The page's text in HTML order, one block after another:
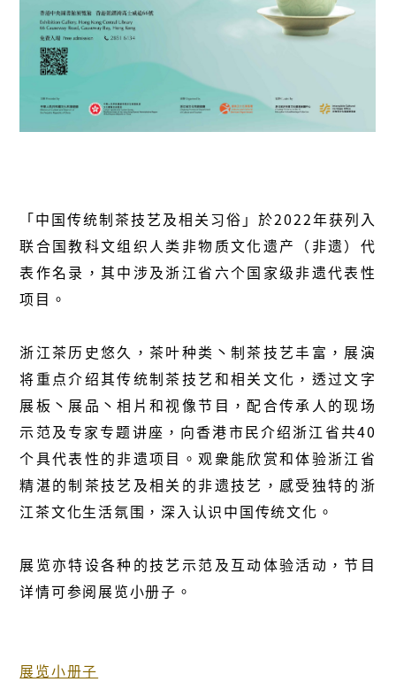
「中国传统制茶技艺及相关习俗」於2022年获列入
联合国教科文组织人类非物质文化遗产（非遗）代
表作名录，其中涉及浙江省六个国家级非遗代表性
项目。
浙江茶历史悠久，茶叶种类丶制茶技艺丰富，展演
将重点介绍其传统制茶技艺和相关文化，透过文字
展板丶展品丶相片和视像节目，配合传承人的现场
示范及专家专题讲座，向香港市民介绍浙江省共40
个具代表性的非遗项目。观衆能欣赏和体验浙江省
精湛的制茶技艺及相关的非遗技艺，感受独特的浙
江茶文化生活氛围，深入认识中国传统文化。
展览亦特设各种的技艺示范及互动体验活动，节目
详情可参阅展览小册子。
展览小册子